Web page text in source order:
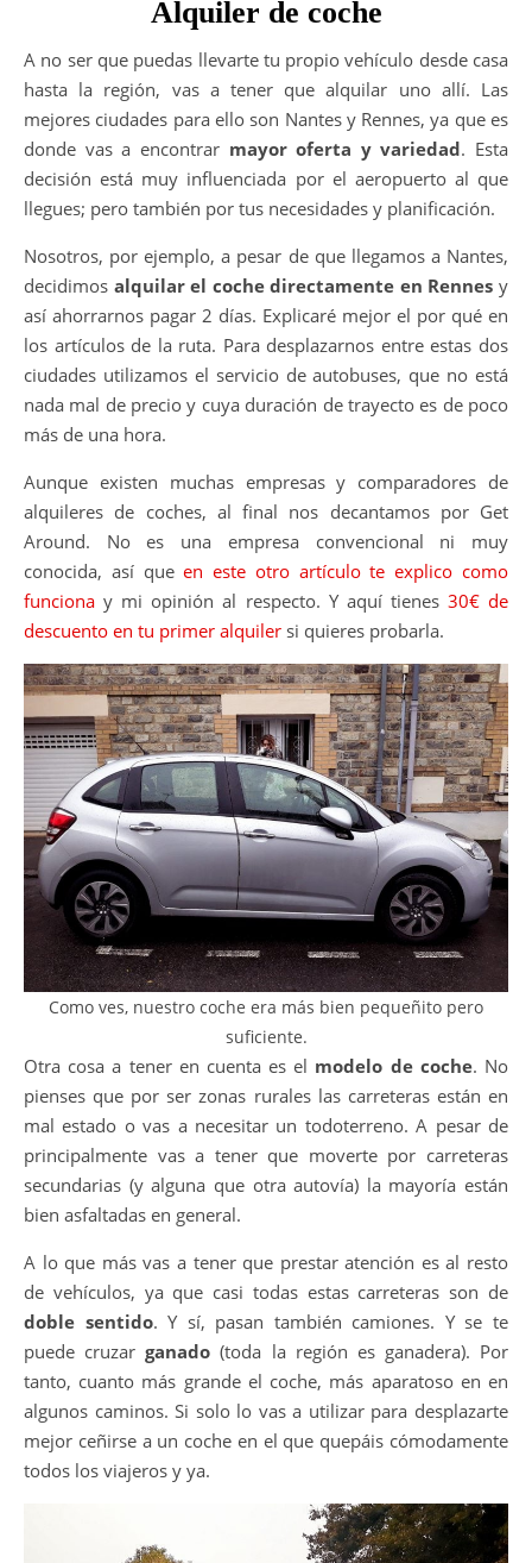
Alquiler de coche
A no ser que puedas llevarte tu propio vehículo desde casa
hasta la región, vas a tener que alquilar uno allí. Las
mejores ciudades para ello son Nantes y Rennes, ya que es
donde vas a encontrar mayor oferta y variedad. Esta
decisión está muy influenciada por el aeropuerto al que
llegues; pero también por tus necesidades y planificación.
Nosotros, por ejemplo, a pesar de que llegamos a Nantes,
decidimos alquilar el coche directamente en Rennes y
así ahorrarnos pagar 2 días. Explicaré mejor el por qué en
los artículos de la ruta. Para desplazarnos entre estas dos
ciudades utilizamos el servicio de autobuses, que no está
nada mal de precio y cuya duración de trayecto es de poco
más de una hora.
Aunque existen muchas empresas y comparadores de
alquileres de coches, al final nos decantamos por Get
Around. No es una empresa convencional ni muy
conocida, así queen este otro artículo te explico como
funciona y mi opinión al respecto. Y aquí tienes 30€ de
descuento en tu primer alquiler si quieres probarla.
Como ves, nuestro coche era más bien pequeñito pero
suficiente.
Otra cosa a tener en cuenta es el modelo de coche. No
pienses que por ser zonas rurales las carreteras están en
mal estado o vas a necesitar un todoterreno. A pesar de
principalmente vas a tener que moverte por carreteras
secundarias (y alguna que otra autovía) la mayoría están
bien asfaltadas en general.
A lo que más vas a tener que prestar atención es al resto
de vehículos, ya que casi todas estas carreteras son de
doble sentido. Y sí, pasan también camiones. Y se te
puede cruzarganado (toda la región es ganadera). Por
tanto, cuanto más grande el coche, más aparatoso en en
algunos caminos. Si solo lo vas a utilizar para desplazarte
mejor ceñirse a un coche en el que quepáis cómodamente
todos los viajeros y ya.